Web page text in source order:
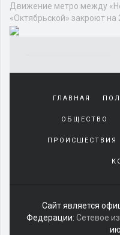
Движение метро между
«Октябрьской» закроют на
ГЛАВНАЯ
ОБЩЕСТВО
ПРОИСШЕСТВИЯ
Сайт является
Федерации: Сетевое